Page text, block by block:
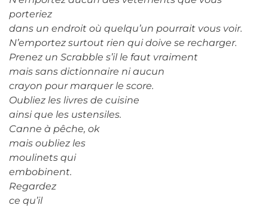
porteriez
dans un endroit où quelqu’un pourrait vous voir.
N’emportez surtout rien qui doive se recharger.
Prenez un Scrabble s’il le faut vraiment
mais sans dictionnaire ni aucun
crayon pour marquer le score.
Oubliez les livres de cuisine
ainsi que les ustensiles.
Canne à pêche, ok
mais oubliez les
moulinets qui
embobinent.
Regardez
ce qu’il